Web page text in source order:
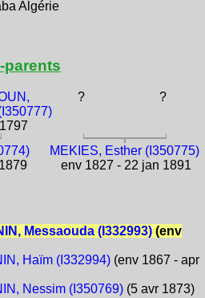
Algérie
parents
? ?
MEKIES, Esther (I350775)
env 1827 - 22 jan 1891
Messaouda (I332993)(env
Haïm (I332994)(env 1867 - apr
Nessim (I350769)(5 avr 1873)